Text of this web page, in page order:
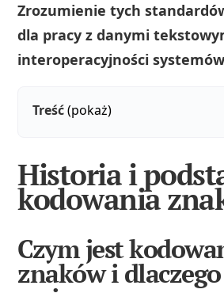
Zrozumienie tych
dla pracy z danymi
interoperacyjności
Treść(pokaż)
Historia i
kodowania
Czym jest
znaków i